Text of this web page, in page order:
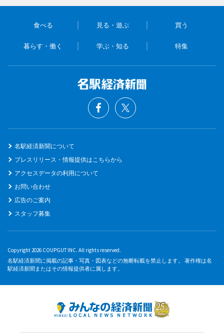
食べる 見る・遊ぶ 買う
暮らす・働く 学ぶ・知る 特集
名駅経済新聞について
プレスリリース・情報提供はこちらから
アクセスデータの利用について
お問い合わせ
広告のご案内
スタッフ募集
Copyright 2026 COUPGUT INC. All rights reserved.
名駅経済新聞に掲載の記事・写真・図表などの無断転載を禁止します。 著作権は名
駅経済新聞またはその情報提供者に属します。